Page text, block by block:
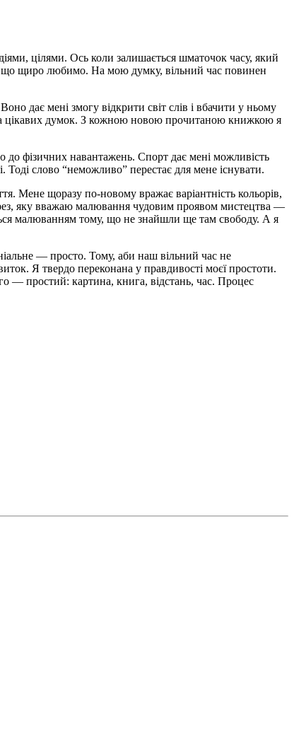
цілями. Ось коли залишається шматочок часу, який
що щиро любимо. На мою думку, вільний час повинен
дає мені змогу відкрити світ слів і вбачити у ньому
цікавих думок. З кожною новою прочитаною книжкою я
до фізичних навантажень. Спорт дає мені можливість
Тоді слово “неможливо” перестає для мене існувати.
Мене щоразу по-новому вражає варіантність кольорів,
яку вважаю малювання чудовим проявом мистецтва —
малюванням тому, що не знайшли ще там свободу. А я
— просто. Тому, аби наш вільний час не
Я твердо переконана у правдивості моєї простоти.
— простий: картина, книга, відстань, час. Процес